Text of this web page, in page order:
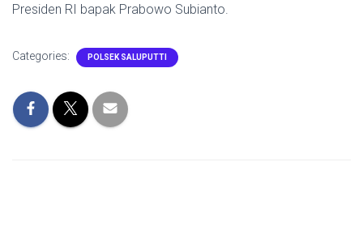
Presiden RI bapak Prabowo Subianto.
Categories: POLSEK SALUPUTTI